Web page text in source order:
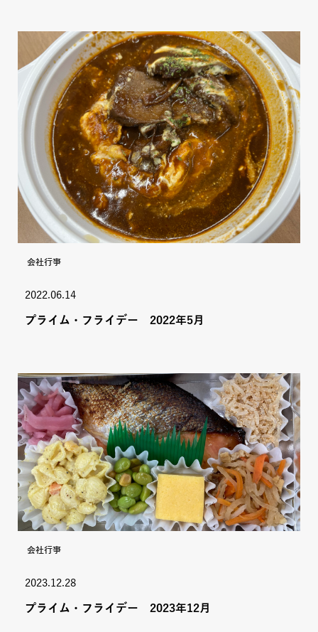
会社行事
2022.06.14
プライム・フライデー 2022年5月
会社行事
2023.12.28
プライム・フライデー 2023年12月